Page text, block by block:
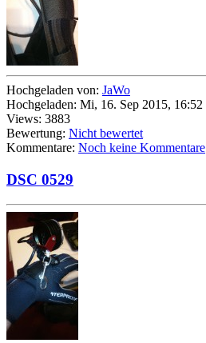
Hochgeladen von: JaWo
Hochgeladen: Mi, 16. Sep 2015, 16:52
Views: 3883
Bewertung: Nicht bewertet
Kommentare: Noch keine Kommentare
DSC 0529